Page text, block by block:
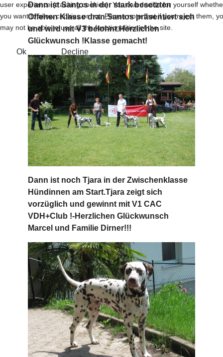
Dann ist Santos in der stark besetzten
Offenen Klasse dran.Santos präsentiert sich
und wird mit V3 belohnt.Herzlichen
Glückwunsch !Klasse gemacht!
Dann ist noch Tjara in der Zwischenklasse
Hündinnen am Start.Tjara zeigt sich
vorzüglich und gewinnt mit V1 CAC
VDH+Club !-Herzlichen Glückwunsch
Marcel und Familie Dirner!!!
user experience (tracking cookies). You can decide for yourself
you want to allow cookies or not. Please note that if you reject them,
may not be able to use all the functionalities of the site.
Ok Decline
More information|Imprint